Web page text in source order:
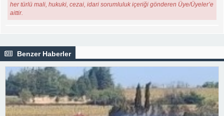
her türlü mali, hukuki, cezai, idari sorumluluk içeriği gönderen Üye/Üyeler’e
aittir.
Benzer Haberler